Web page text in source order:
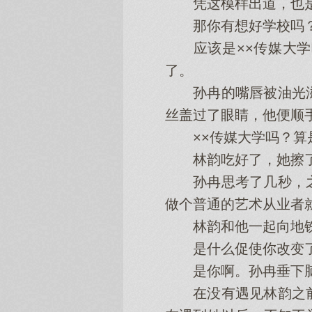
凭这模样出道，也
那你有想好学校吗
应该是××传媒大学
了。
孙冉的嘴唇被油光滋
丝盖过了眼睛，他便顺
××传媒大学吗？算
林韵吃好了，她擦了
孙冉思考了几秒，之
做个普通的艺术从业者
林韵和他一起向地
是什么促使你改变了
是你啊。孙冉垂下
在没有遇见林韵之前